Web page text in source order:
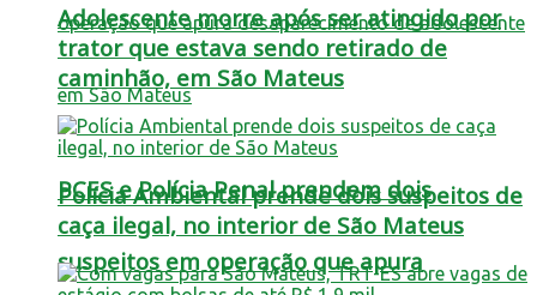
PCES e Polícia Penal prendem dois
suspeitos em operação que apura
Adolescente morre após ser atingido por
trator que estava sendo retirado de
caminhão, em São Mateus
Polícia Ambiental prende dois suspeitos de
caça ilegal, no interior de São Mateus